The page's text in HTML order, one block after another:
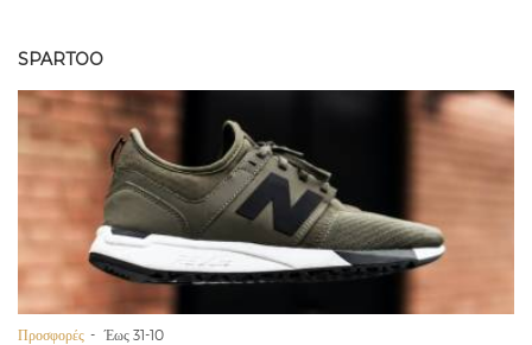
SPARTOO
Προσφορές Έως 31-10